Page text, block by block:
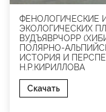
ФЕНОЛОГИЧЕСКИЕ
ЭКОЛОГИЧЕСКИХ
ВУДЪЯВРЧОРР
ПОЛЯРНО-
ИСТОРИЯ И
Н.Р.КИРИЛЛОВА
Скачать